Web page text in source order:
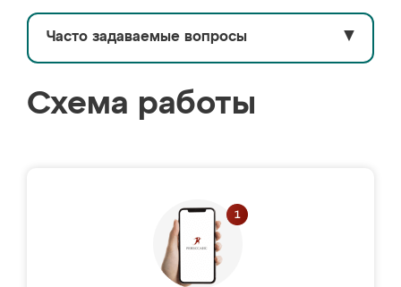
Часто задаваемые вопросы ▼
Схема работы